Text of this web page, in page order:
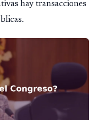
hay transacciones